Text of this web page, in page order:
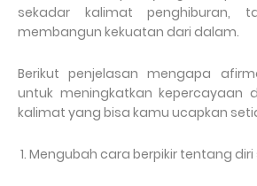
sekadar kalimat penghiburan,
membangun kekuatan dari dalam.
Berikut penjelasan mengapa
untuk meningkatkan kepercayaan
kalimat yang bisa kamu ucapkan
1. Mengubah cara berpikir tentang diri